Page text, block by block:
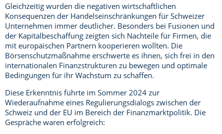
Gleichzeitig wurden die negativen wirtschaftlichen
Konsequenzen der Handelseinschränkungen für Schweizer
Unternehmen immer deutlicher. Besonders bei Fusionen und
der Kapitalbeschaffung zeigten sich Nachteile für Firmen, die
mit europäischen Partnern kooperieren wollten. Die
Börsenschutzmaßnahme erschwerte es ihnen, sich frei in den
internationalen Finanzstrukturen zu bewegen und optimale
Bedingungen für ihr Wachstum zu schaffen.
Diese Erkenntnis führte im Sommer 2024 zur
Wiederaufnahme eines Regulierungsdialogs zwischen der
Schweiz und der EU im Bereich der Finanzmarktpolitik. Die
Gespräche waren erfolgreich: